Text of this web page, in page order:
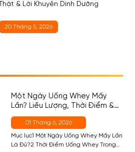
Thật & Lời Khuyên Dinh Dưỡng
20 Tháng 5, 2026
Một Ngày Uống Whey Mấy
Lần? Liều Lượng, Thời Điểm &
Cách Chọn Đúng Cho Người
Mới
01 Tháng 6, 2026
Mục lục1 Một Ngày Uống Whey Mấy Lần
Là Đủ?2 Thời Điểm Uống Whey Trong